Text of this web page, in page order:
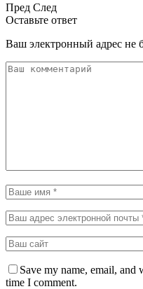
Пред След
Оставьте ответ
Ваш электронный адрес не
Save my name, email, and
time I comment.